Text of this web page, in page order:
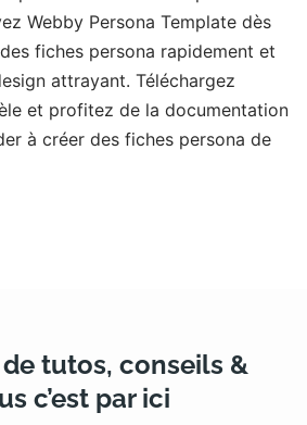
Webby Persona Template dès
fiches persona rapidement et
attrayant. Téléchargez
et profitez de la documentation
à créer des fiches persona de
tutos, conseils &
c’est par ici